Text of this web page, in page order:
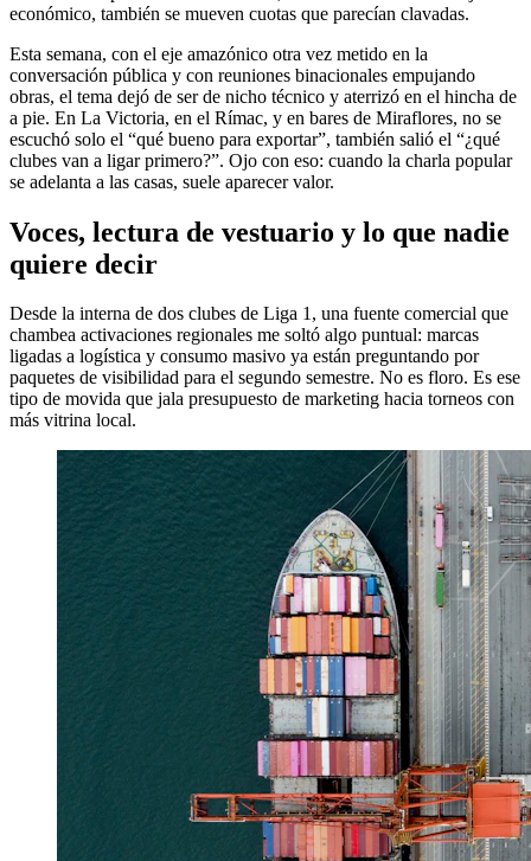
económico, también se mueven cuotas que parecían clavadas.
Esta semana, con el eje amazónico otra vez metido en la
conversación pública y con reuniones binacionales empujando
obras, el tema dejó de ser de nicho técnico y aterrizó en el hincha de
a pie. En La Victoria, en el Rímac, y en bares de Miraflores, no se
escuchó solo el “qué bueno para exportar”, también salió el “¿qué
clubes van a ligar primero?”. Ojo con eso: cuando la charla popular
se adelanta a las casas, suele aparecer valor.
Voces, lectura de vestuario y lo que nadie
quiere decir
Desde la interna de dos clubes de Liga 1, una fuente comercial que
chambea activaciones regionales me soltó algo puntual: marcas
ligadas a logística y consumo masivo ya están preguntando por
paquetes de visibilidad para el segundo semestre. No es floro. Es ese
tipo de movida que jala presupuesto de marketing hacia torneos con
más vitrina local.